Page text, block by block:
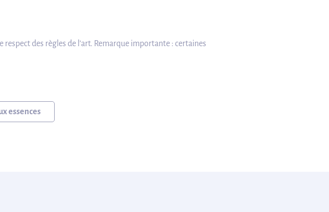
des règles de l’art. Remarque importante : certaines
essences